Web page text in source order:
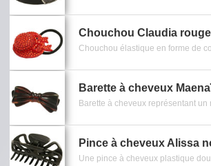
Chouchou Claudia rouge
Barette à cheveux
Pince à cheveux Alissa